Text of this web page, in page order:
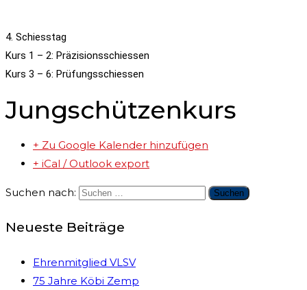
4. Schiesstag
Kurs 1 – 2: Präzisionsschiessen
Kurs 3 – 6: Prüfungsschiessen
Jungschützenkurs
+ Zu Google Kalender hinzufügen
+ iCal / Outlook export
Suchen nach:
Neueste Beiträge
Ehrenmitglied VLSV
75 Jahre Köbi Zemp